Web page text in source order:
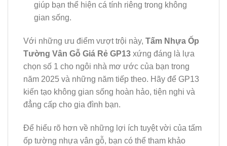
giúp bạn thể hiện cá tính riêng trong không
gian sống.
Với những ưu điểm vượt trội này, Tấm Nhựa Ốp
Tường Vân Gỗ Giá Rẻ GP13 xứng đáng là lựa
chọn số 1 cho ngôi nhà mơ ước của bạn trong
năm 2025 và những năm tiếp theo. Hãy để GP13
kiến tạo không gian sống hoàn hảo, tiện nghi và
đẳng cấp cho gia đình bạn.
Để hiểu rõ hơn về những lợi ích tuyệt vời của tấm
ốp tường nhựa vân gỗ, bạn có thể tham khảo